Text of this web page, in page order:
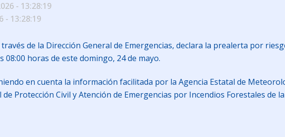
- 13:28:19
- 13:28:19
través de la Dirección General de Emergencias, declara la prealerta por
08:00 horas de este domingo, 24 de mayo.
en cuenta la información facilitada por la Agencia Estatal de
de Protección Civil y Atención de Emergencias por Incendios Forestales de